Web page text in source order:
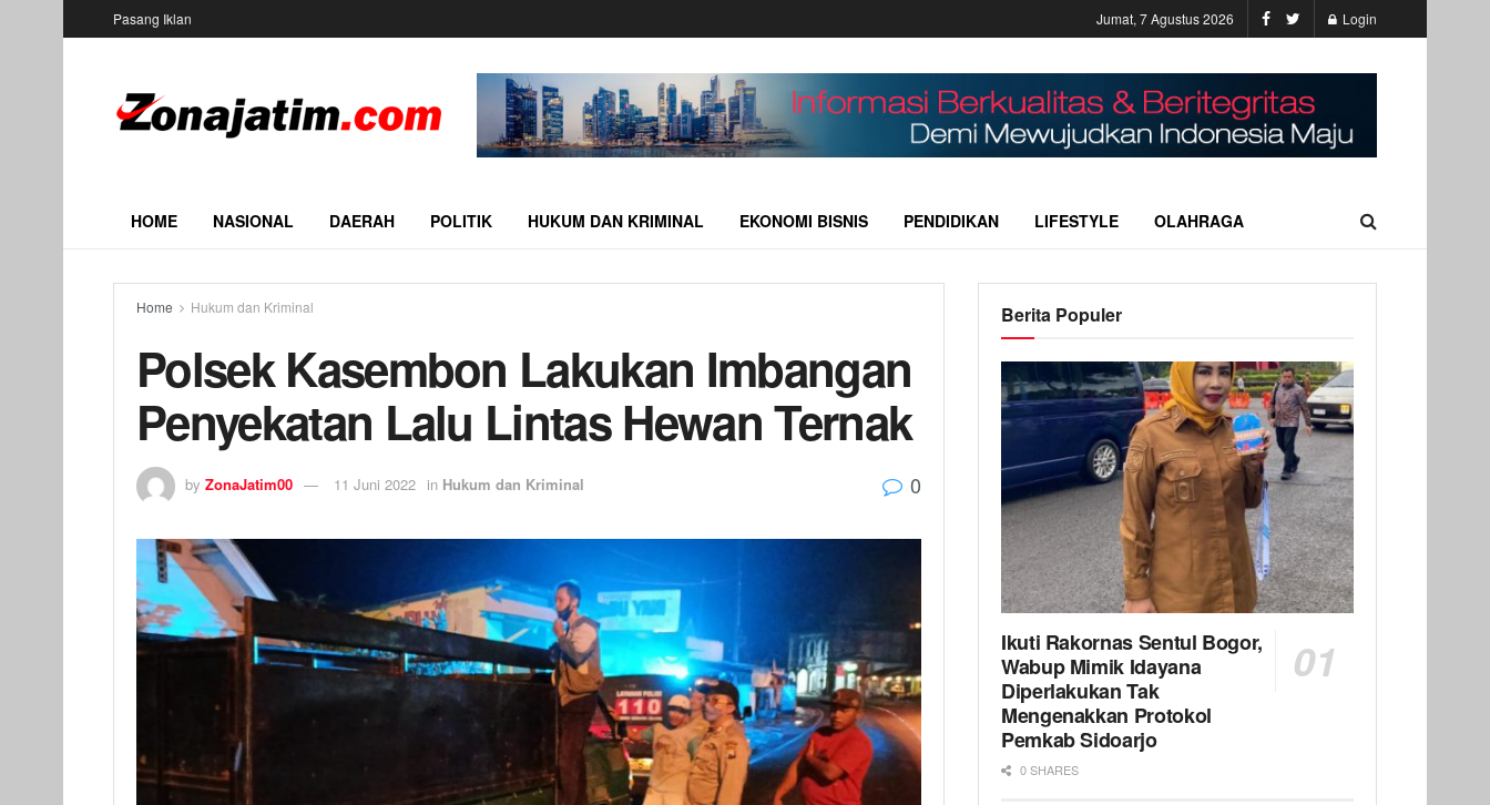
Pasang Iklan Jumat, 7 Agustus 2026 Login
HOME NASIONAL DAERAH POLITIK HUKUM DAN KRIMINAL EKONOMI BISNIS PENDIDIKAN LIFESTYLE OLAHRAGA
Home Hukum dan Kriminal
Polsek Kasembon Lakukan Imbangan
Penyekatan Lalu Lintas Hewan Ternak
by ZonaJatim00 11 Juni 2022 in Hukum dan Kriminal 0
Berita Populer
Ikuti Rakornas Sentul Bogor,
Wabup Mimik Idayana
Diperlakukan Tak
Mengenakkan Protokol
Pemkab Sidoarjo
0 SHARES